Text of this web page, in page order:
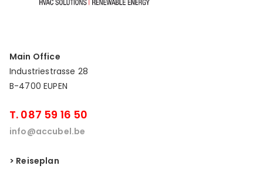
Main Office
Industriestrasse 28
B-4700 EUPEN
T. 087 59 16 50
info@accubel.be
> Reiseplan